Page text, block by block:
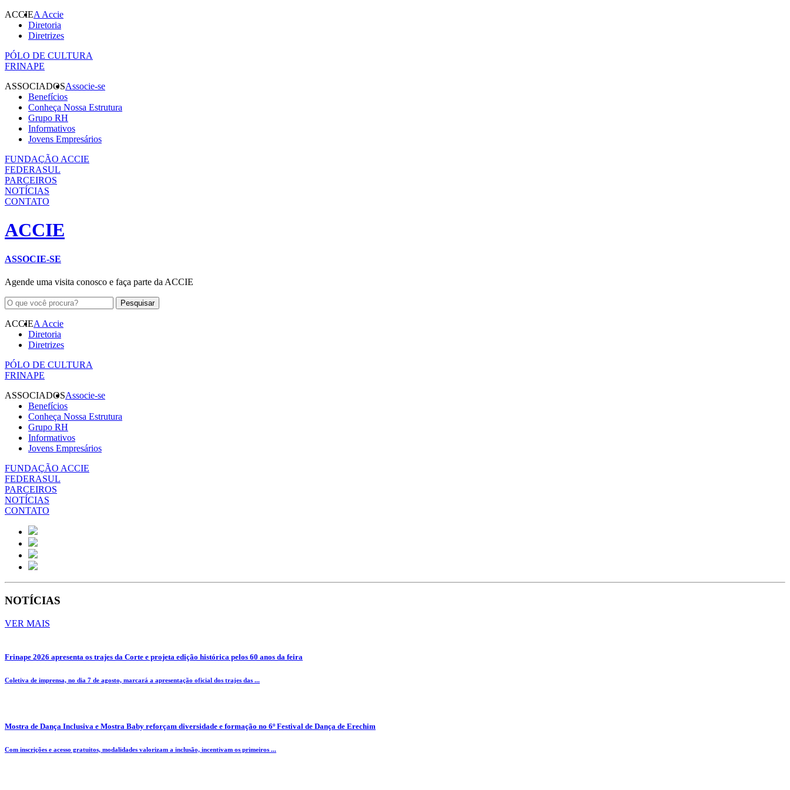
ACCIEA Accie
Diretoria
Diretrizes
PÓLO DE CULTURA
FRINAPE
ASSOCIADOSAssocie-se
Benefícios
Conheça Nossa Estrutura
Grupo RH
Informativos
Jovens Empresários
FUNDAÇÃO ACCIE
FEDERASUL
PARCEIROS
NOTÍCIAS
CONTATO
ACCIE
ASSOCIE-SE
Agende uma visita conosco e faça parte da ACCIE
ACCIEA Accie
Diretoria
Diretrizes
PÓLO DE CULTURA
FRINAPE
ASSOCIADOSAssocie-se
Benefícios
Conheça Nossa Estrutura
Grupo RH
Informativos
Jovens Empresários
FUNDAÇÃO ACCIE
FEDERASUL
PARCEIROS
NOTÍCIAS
CONTATO
NOTÍCIAS
VER MAIS
Frinape 2026 apresenta os trajes da Corte e projeta edição histórica pelos 60 anos da feira
Coletiva de imprensa, no dia 7 de agosto, marcará a apresentação oficial dos trajes das ...
Mostra de Dança Inclusiva e Mostra Baby reforçam diversidade e formação no 6º Festival de Dança de Erechim
Com inscrições e acesso gratuitos, modalidades valorizam a inclusão, incentivam os primeiros ...